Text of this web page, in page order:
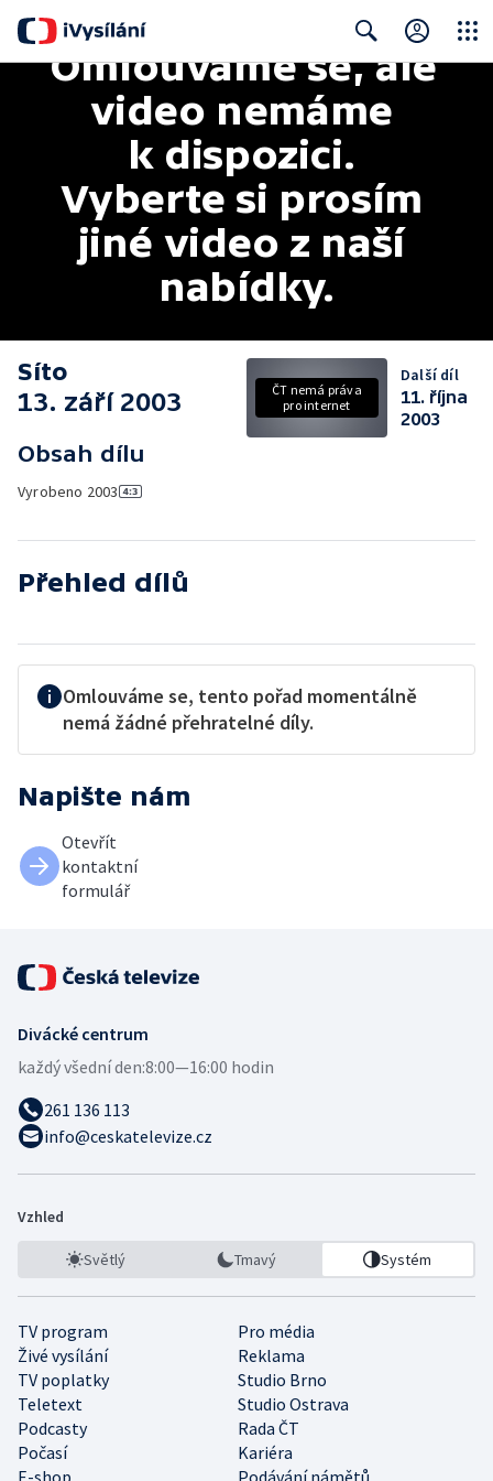
Search
Omlouváme se, ale
video nemáme
k dispozici.
Vyberte si prosím
jiné video z naší
nabídky.
Síto
13. září 2003
Obsah dílu
Vyrobeno 2003
ČT nemá práva
pro internet
Další díl
11. října
2003
Přehled dílů
Omlouváme se, tento pořad momentálně
nemá žádné přehratelné díly.
Napište nám
Otevřít
kontaktní
formulář
Divácké centrum
každý všední den:8:00—16:00 hodin
261 136 113
info@ceskatelevize.cz
Vzhled
Světlý Tmavý Systém
TV program
Pro média
Živé vysílání
Reklama
TV poplatky
Studio Brno
Teletext
Studio Ostrava
Podcasty
Rada ČT
Počasí
Kariéra
E-shop
Podávání námětů